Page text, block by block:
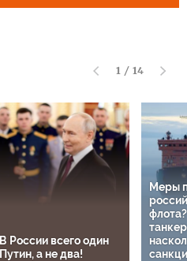
1 / 14
В России всего один
Путин, а не два!
Меры